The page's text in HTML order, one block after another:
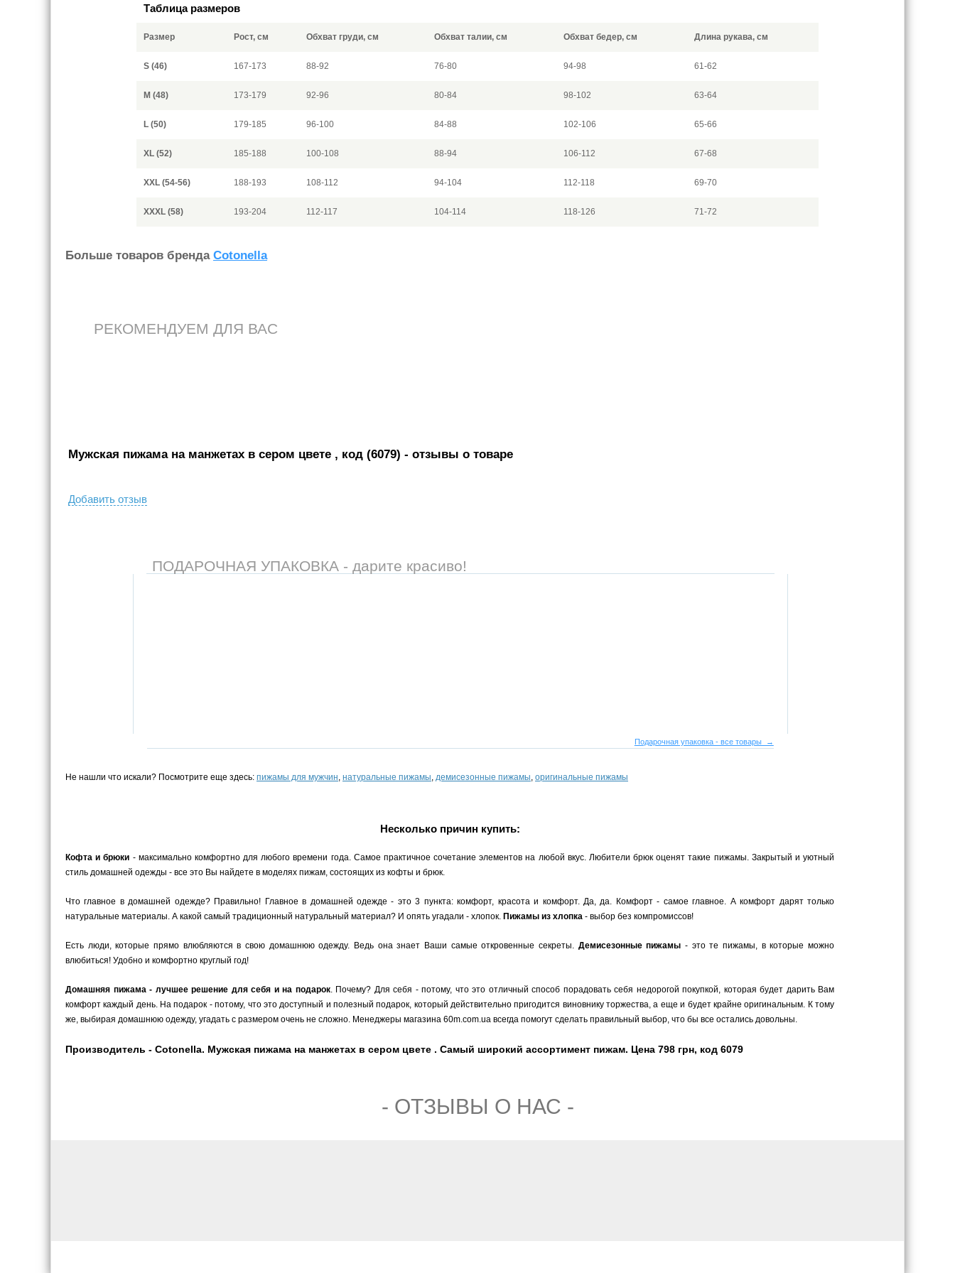
Таблица размеров
Размер Рост, см Обхват груди, см Обхват талии, см Обхват бедер, см Длина рукава, см
S (46) 167-173 88-92 76-80 94-98 61-62
M (48) 173-179 92-96 80-84 98-102 63-64
L (50) 179-185 96-100 84-88 102-106 65-66
XL (52) 185-188 100-108 88-94 106-112 67-68
XXL (54-56) 188-193 108-112 94-104 112-118 69-70
XXXL (58) 193-204 112-117 104-114 118-126 71-72
Больше товаров бренда Cotonella
РЕКОМЕНДУЕМ ДЛЯ ВАС
Мужская пижама на манжетах в сером цвете , код (6079) - отзывы о товаре
Добавить отзыв
ПОДАРОЧНАЯ УПАКОВКА - дарите красиво!
Подарочная упаковка - все товары →
Не нашли что искали? Посмотрите еще здесь: пижамы для мужчин, натуральные пижамы, демисезонные пижамы, оригинальные пижамы
Несколько причин купить:
Кофта и брюки - максимально комфортно для любого времени года. Самое практичное сочетание элементов на любой вкус. Любители брюк оценят такие пижамы. Закрытый и уютный
стиль домашней одежды - все это Вы найдете в моделях пижам, состоящих из кофты и брюк.
Что главное в домашней одежде? Правильно! Главное в домашней одежде - это 3 пункта: комфорт, красота и комфорт. Да, да. Комфорт - самое главное. А комфорт дарят только
натуральные материалы. А какой самый традиционный натуральный материал? И опять угадали - хлопок. Пижамы из хлопка - выбор без компромиссов!
Есть люди, которые прямо влюбляются в свою домашнюю одежду. Ведь она знает Ваши самые откровенные секреты. Демисезонные пижамы - это те пижамы, в которые можно
влюбиться! Удобно и комфортно круглый год!
Домашняя пижама - лучшее решение для себя и на подарок. Почему? Для себя - потому, что это отличный способ порадовать себя недорогой покупкой, которая будет дарить Вам
комфорт каждый день. На подарок - потому, что это доступный и полезный подарок, который действительно пригодится виновнику торжества, а еще и будет крайне оригинальным. К тому
же, выбирая домашнюю одежду, угадать с размером очень не сложно. Менеджеры магазина 60m.com.ua всегда помогут сделать правильный выбор, что бы все остались довольны.
Производитель - Cotonella. Мужская пижама на манжетах в сером цвете . Самый широкий ассортимент пижам. Цена 798 грн, код 6079
- ОТЗЫВЫ О НАС -